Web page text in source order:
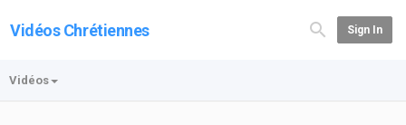
Vidéos Chrétiennes Sign In
Vidéos